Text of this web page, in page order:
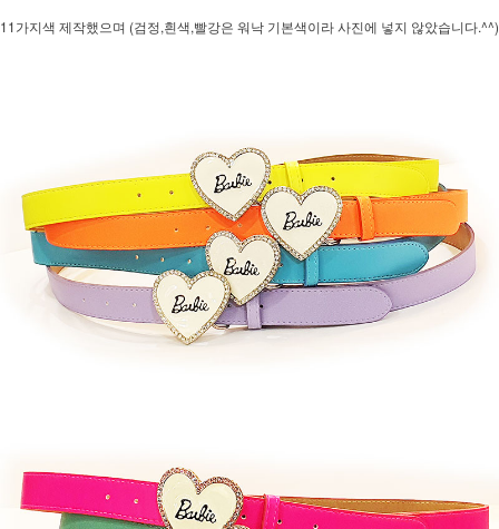
11가지색 제작했으며 (검정,흰색,빨강은 워낙 기본색이라 사진에 넣지 않았습니다.^^)